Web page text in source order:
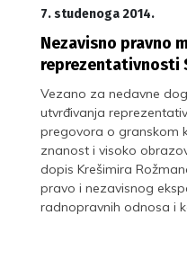
7. studenoga 2014.
Nezavisno pravno
reprezentativnosti
Vezano za nedavne
utvrđivanja
pregovora o granskom
znanost i visoko
dopis Krešimira
pravo i nezavisnog
radnopravnih odnosa i